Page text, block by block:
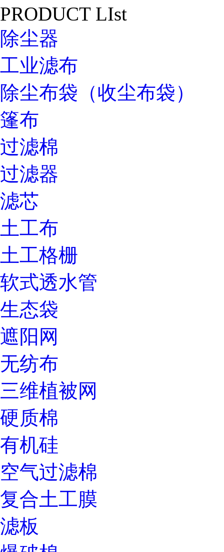
PRODUCT LIst
除尘器
工业滤布
除尘布袋（收尘布袋）
篷布
过滤棉
过滤器
滤芯
土工布
土工格栅
软式透水管
生态袋
遮阳网
无纺布
三维植被网
硬质棉
有机硅
空气过滤棉
复合土工膜
滤板